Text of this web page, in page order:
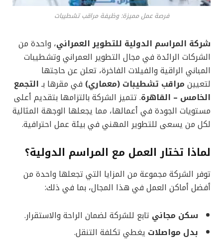
فرصة عمل مميزة: وظيفة مراقب تشطيبات
شركة المراسم الدولية للتطوير العمراني، واحدة من
الشركات الرائدة في مجال التطوير العمراني وتشطيبات
المباني الراقية والفيلات الفاخرة، تعلن عن حاجتها
لتعيين مراقب تشطيبات (معماري) في مقرها بـ التجمع
الخامس – القاهرة. تتميز الشركة بالتزامها بتقديم أعلى
مستويات الجودة في أعمالها، مما يجعلها الوجهة المثالية
لكل من يسعى للتطوير المهني في بيئة عمل احترافية.
لماذا تختار العمل مع المراسم الدولية؟
توفر الشركة مجموعة من المزايا التي تجعلها واحدة من
أفضل أماكن العمل في هذا المجال، بما في ذلك:
سكن مجاني تابع للشركة لضمان الراحة والاستقرار.
بدل مواصلات يغطي تكلفة التنقل.